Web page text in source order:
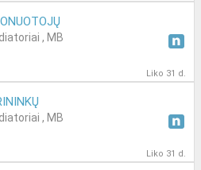
, MB
Liko 31 d.
, MB
Liko 31 d.